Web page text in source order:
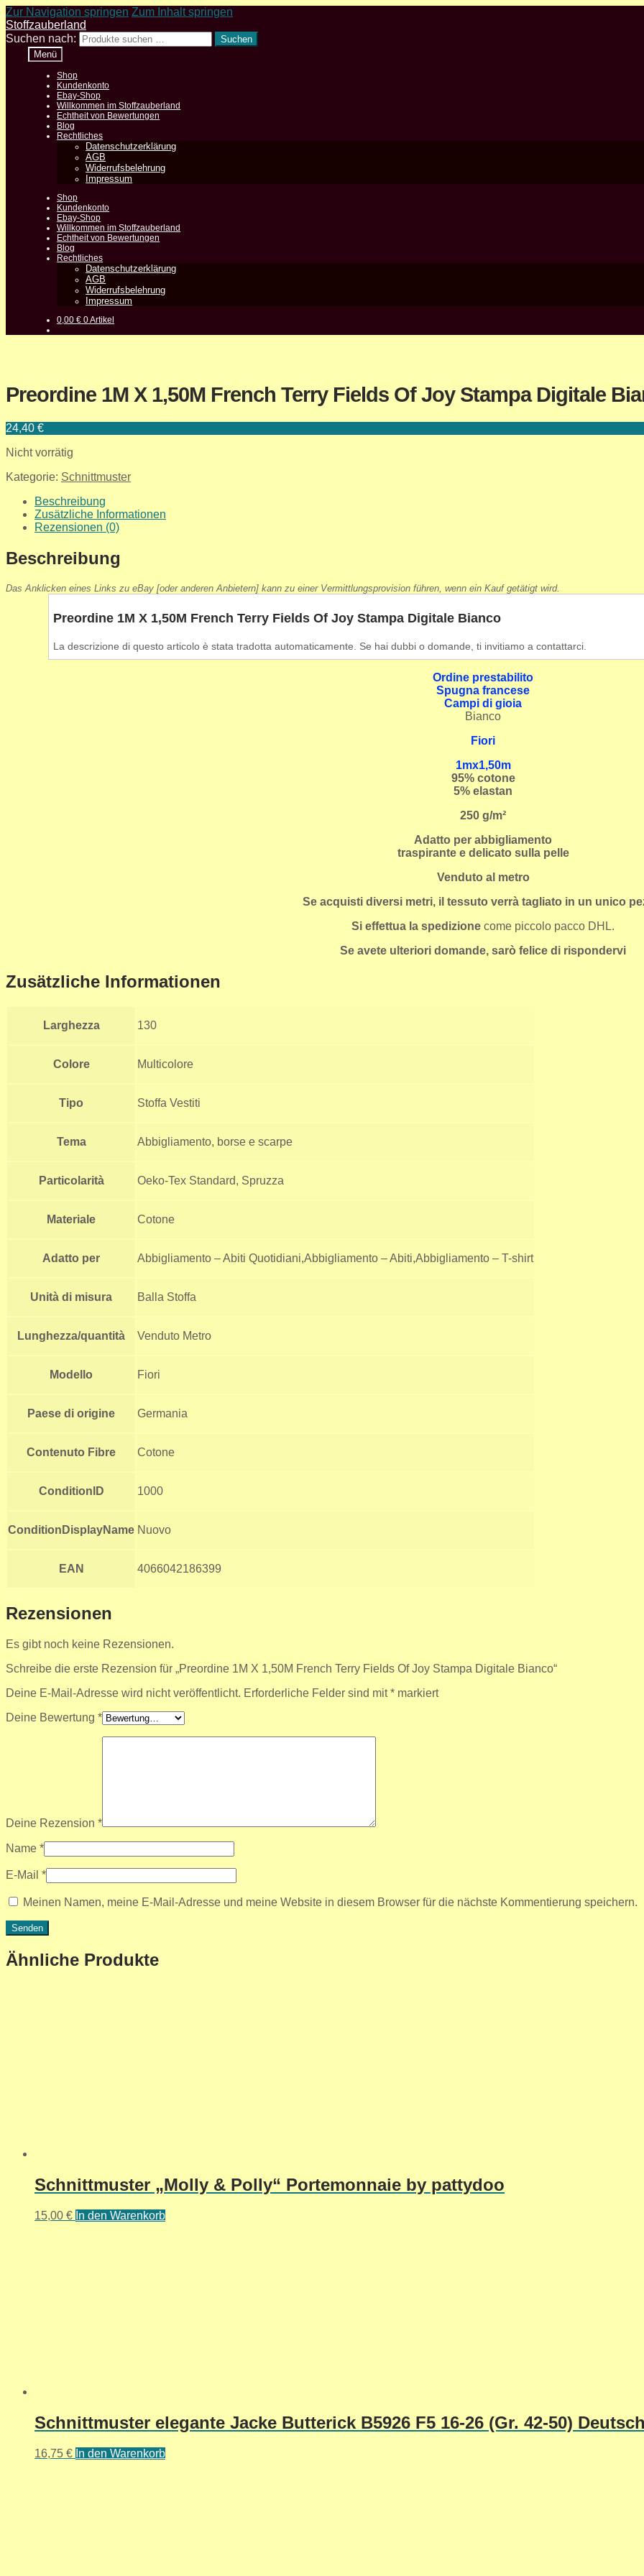
Zur Navigation springen Zum Inhalt springen
Stoffzauberland
Suchen nach:
Suchen
Menü
Shop
Kundenkonto
Ebay-Shop
Willkommen im Stoffzauberland
Echtheit von Bewertungen
Blog
Rechtliches
Datenschutzerklärung
AGB
Widerrufsbelehrung
Impressum
Shop
Kundenkonto
Ebay-Shop
Willkommen im Stoffzauberland
Echtheit von Bewertungen
Blog
Rechtliches
Datenschutzerklärung
AGB
Widerrufsbelehrung
Impressum
0,00€ 0 Artikel
Preordine 1M X 1,50M French Terry Fields Of Joy Stampa Digitale
24,40 €
Nicht vorrätig
Kategorie: Schnittmuster
Beschreibung
Zusätzliche Informationen
Rezensionen (0)
Beschreibung
Das Anklicken eines Links zu eBay [oder anderen Anbietern] kann zu einer Vermittlungsprovision führen, wenn ein Kauf getätigt wird.
Preordine 1M X 1,50M French Terry Fields Of Joy Stampa Digitale Bianco
La descrizione di questo articolo è stata tradotta automaticamente. Se hai dubbi o domande, ti invitiamo a contattarci.
Ordine prestabilito
Spugna francese
Campi di gioia
Bianco
Fiori
1mx1,50m
95% cotone
5% elastan
250 g/m²
Adatto per abbigliamento
traspirante e delicato sulla pelle
Venduto al metro
Se acquisti diversi metri, il tessuto verrà tagliato in un unico
Si effettua la spedizione come piccolo pacco DHL.
Se avete ulteriori domande, sarò felice di rispondervi
Zusätzliche Informationen
Larghezza 130
Colore Multicolore
Tipo Stoffa Vestiti
Tema Abbigliamento, borse e scarpe
Particolarità Oeko-Tex Standard, Spruzza
Materiale Cotone
Adatto per Abbigliamento – Abiti Quotidiani,Abbigliamento – Abiti,Abbigliamento – T-shirt
Unità di misura Balla Stoffa
Lunghezza/quantità Venduto Metro
Modello Fiori
Paese di origine Germania
Contenuto Fibre Cotone
ConditionID 1000
ConditionDisplayName Nuovo
EAN 4066042186399
Rezensionen
Es gibt noch keine Rezensionen.
Schreibe die erste Rezension für „Preordine 1M X 1,50M French Terry Fields Of Joy Stampa Digitale Bianco“
Deine E-Mail-Adresse wird nicht veröffentlicht. Erforderliche Felder sind mit* markiert
Deine Bewertung *
Deine Rezension *
Name *
E-Mail *
Meinen Namen, meine E-Mail-Adresse und meine Website in diesem Browser für die nächste Kommentierung speichern.
Ähnliche Produkte
Schnittmuster „Molly & Polly“ Portemonnaie by pattydoo
15,00 € In den Warenkorb
Schnittmuster elegante Jacke Butterick B5926 F5 16-26 (Gr. 42-50)
16,75 € In den Warenkorb